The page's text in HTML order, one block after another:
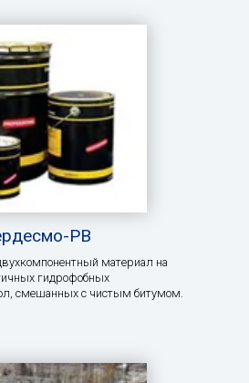
РВ
материал на
гидрофобных
смешанных с чистым битумом.